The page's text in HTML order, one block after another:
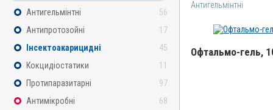
Антигельмінтні
56
Антипротозойні
17
Інсектоакарицидні
45
Кокцидіостатики
11
Протипаразитарні
97
Антимікробні
68
Антигельмінтні
Офтальмо-гель,